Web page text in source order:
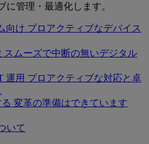
に管理・最適化します。
向け プロアクティブなデバイス
スムーズで中断の無いデジタル
運用 プロアクティブな対応と卓
変革の準備はできています
いて